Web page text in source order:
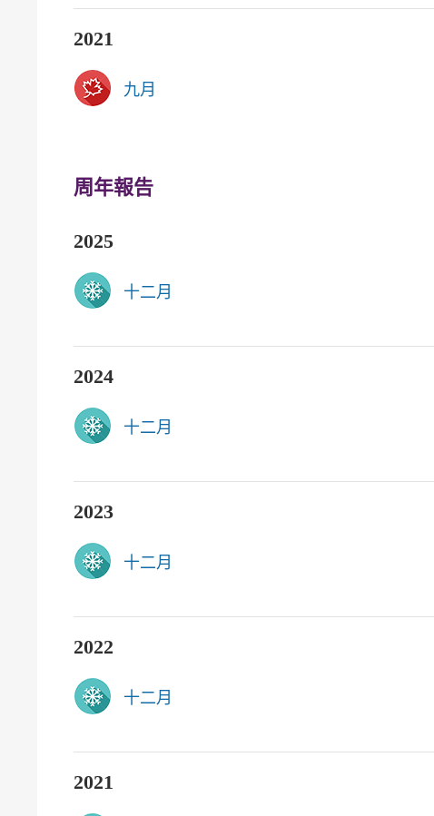
2021
九月
周年報告
2025
十二月
2024
十二月
2023
十二月
2022
十二月
2021